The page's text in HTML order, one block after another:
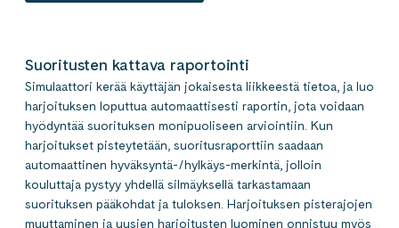
Suoritusten kattava raportointi
Simulaattori kerää käyttäjän jokaisesta liikkeestä tietoa, ja luo
harjoituksen loputtua automaattisesti raportin, jota voidaan
hyödyntää suorituksen monipuoliseen arviointiin. Kun
harjoitukset pisteytetään, suoritusraporttiin saadaan
automaattinen hyväksyntä-/hylkäys-merkintä, jolloin
kouluttaja pystyy yhdellä silmäyksellä tarkastamaan
suorituksen pääkohdat ja tuloksen. Harjoituksen pisterajojen
muuttaminen ja uusien harjoitusten luominen onnistuu myös